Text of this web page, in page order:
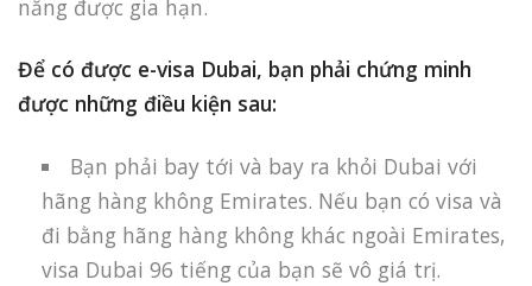
năng được gia hạn.
Để có được e-visa Dubai, bạn phải chứng minh
được những điều kiện sau:
Bạn phải bay tới và bay ra khỏi Dubai với
hãng hàng không Emirates. Nếu bạn có visa và
đi bằng hãng hàng không khác ngoài Emirates,
visa Dubai 96 tiếng của bạn sẽ vô giá trị.